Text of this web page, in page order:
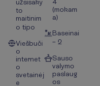
užsisaky
to
maitinim
o tipo
Viešbuči
o
internet
o
svetainėj
e
(mokam
a)
Baseinai
– 2
Sauso
valymo
paslaug
os